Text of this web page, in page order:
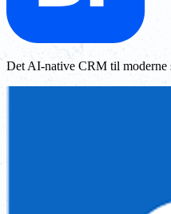
Det AI-native CRM til moderne